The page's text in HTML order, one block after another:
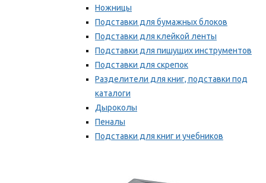
Ножницы
Подставки для бумажных блоков
Подставки для клейкой ленты
Подставки для пишущих инструментов
Подставки для скрепок
Разделители для книг, подставки под
каталоги
Дыроколы
Пеналы
Подставки для книг и учебников